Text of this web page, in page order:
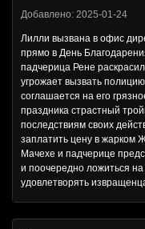
Добавлено: 2025-01-24
Лилли вызвана в офис
прямо в День
падчерица Рене
угрожает вызвать
соглашается на его
праздника страстный
последствиям своих
заплатить цену в жарком
Мачехе и падчерице
и поочередно ложиться
удовлетворять